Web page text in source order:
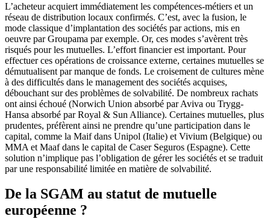
L’acheteur acquiert immédiatement les compétences-métiers et un
réseau de distribution locaux confirmés. C’est, avec la fusion, le
mode classique d’implantation des sociétés par actions, mis en
oeuvre par Groupama par exemple. Or, ces modes s’avèrent très
risqués pour les mutuelles. L’effort financier est important. Pour
effectuer ces opérations de croissance externe, certaines mutuelles se
démutualisent par manque de fonds. Le croisement de cultures mène
à des difficultés dans le management des sociétés acquises,
débouchant sur des problèmes de solvabilité. De nombreux rachats
ont ainsi échoué (Norwich Union absorbé par Aviva ou Trygg-
Hansa absorbé par Royal & Sun Alliance). Certaines mutuelles, plus
prudentes, préfèrent ainsi ne prendre qu’une participation dans le
capital, comme la Maif dans Unipol (Italie) et Vivium (Belgique) ou
MMA et Maaf dans le capital de Caser Seguros (Espagne). Cette
solution n’implique pas l’obligation de gérer les sociétés et se traduit
par une responsabilité limitée en matière de solvabilité.
De la SGAM au statut de mutuelle
européenne ?